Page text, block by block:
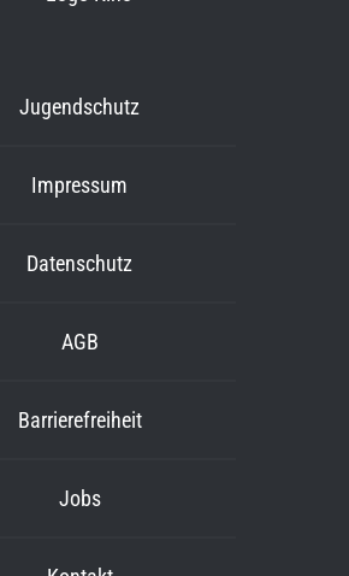
Jugendschutz
Impressum
Datenschutz
AGB
Barrierefreiheit
Jobs